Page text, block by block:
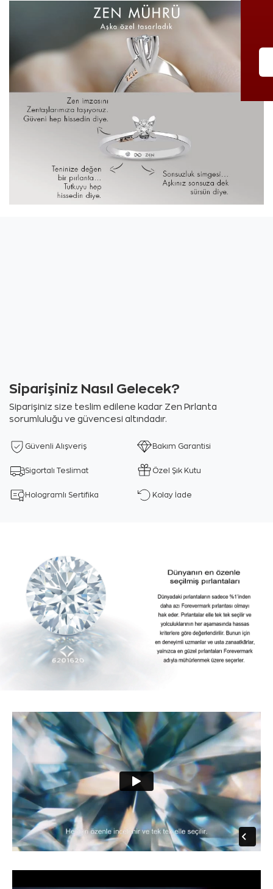
Siparişiniz Nasıl Gelecek?
Siparişiniz size teslim edilene kadar Zen Pırlanta
sorumluluğu ve güvencesi altındadır.
Güvenli Alışveriş Bakım Garantisi
Sigortalı Teslimat Özel Şık Kutu
Hologramlı Sertifika Kolay İade